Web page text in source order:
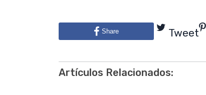
Share Tweet
Artículos Relacionados: